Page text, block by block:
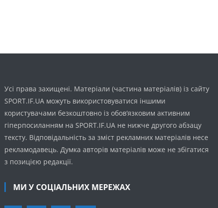
Усі права захищені. Матеріали (частина матеріалів) із сайту
SPORT.IF.UA можуть використовуватися іншими
користувачами безкоштовно із обов’язковим активним
гіперпосиланням на SPORT.IF.UA не нижче другого абзацу
тексту. Відповідальність за зміст рекламних матеріалів несе
рекламодавець. Думка авторів матеріалів може не збігатися
з позицією редакції.
МИ У СОЦІАЛЬНИХ МЕРЕЖАХ